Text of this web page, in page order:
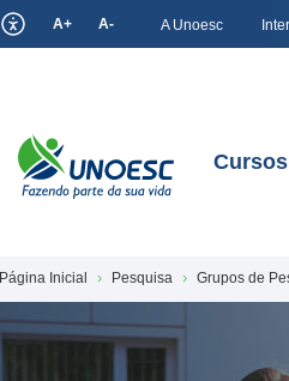
A+ A- A Unoesc
Cursos
Página Inicial Pesquisa Grupos de